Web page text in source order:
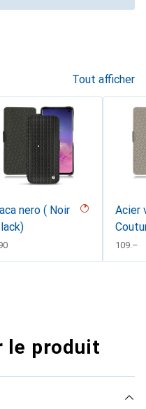
Tout afficher
nero ( Noir
Acier
CHF
109.–
le produit